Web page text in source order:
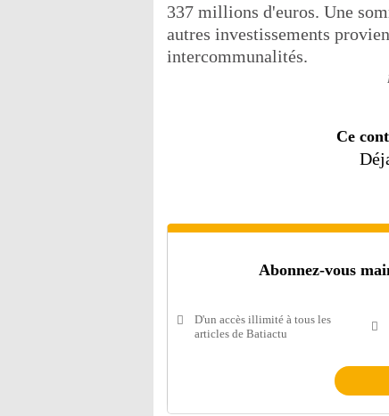
337 millions d'euros. Une
autres investissements
intercommunalités.
Ce
Abonnez-vous
D'un accès illimité à tous les
articles de Batiactu